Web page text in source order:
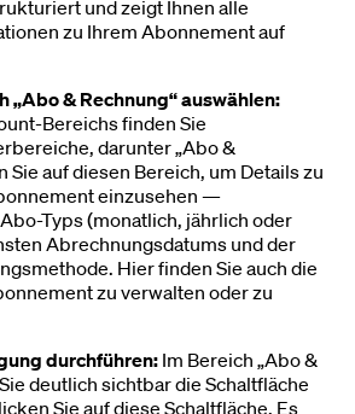
und zeigt Ihnen alle
zu Ihrem Abonnement auf
& Rechnung“ auswählen:
Bereichs finden Sie
darunter „Abo &
Sie auf diesen Bereich, um Details zu
einzusehen —
Typs (monatlich, jährlich oder
Abrechnungsdatums und der
Hier finden Sie auch die
zu verwalten oder zu
durchführen: Im Bereich „Abo &
deutlich sichtbar die Schaltfläche
Sie auf diese Schaltfläche. Es